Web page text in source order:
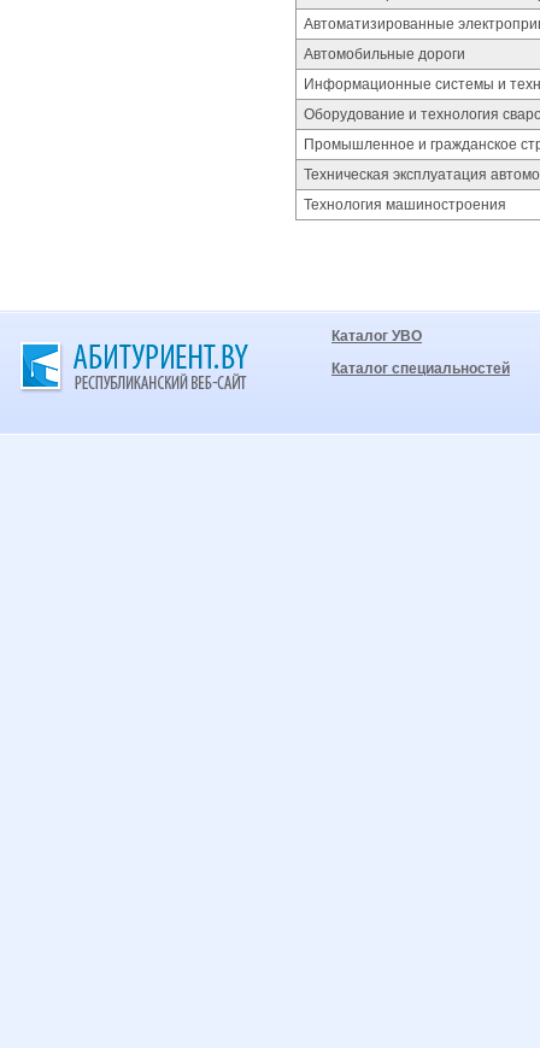
Автоматизированные
Автомобильные дороги
Информационные системы и
Оборудование и технология
Промышленное и гражданское
Техническая эксплуатация
Технология машиностроения
Каталог УВО
Каталог специальностей